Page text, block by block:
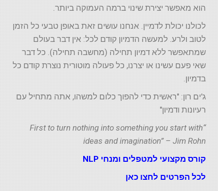
הוא מאפשר יצירת שינוי ברמה העמוקה ביותר.
לכולנו יכולת לדמיין. אנחנו עושים זאת באופן טבעי כל הזמן
לטוב ולרע. למעשה הדמיון קודם לכל: אין דבר בעולם
שמתאפשר ללא דמיון תחילה (מחשבה תחילה). כל דבר
שאי פעם עשינו או יצרנו, כל פעולה מוטורית נוצרת קודם כל
בדמיון.
ג'ים רון: "ראשית כדי להפוך כלום למשהו, אתה מתחיל עם
רעיונות ודמיון"
“First to turn nothing into something you start with
ideas and imagination” – Jim Rohn
קורס מקצועי למטפלים ומנחי NLP
לכל הפרטים לחצו כאן